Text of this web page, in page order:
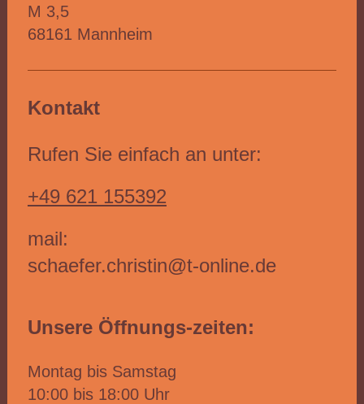
M 3,5
68161 Mannheim
Kontakt
Rufen Sie einfach an unter:
+49 621 155392
mail:
schaefer.christin@t-online.de
Unsere Öffnungs-zeiten:
Montag bis Samstag
10:00 bis 18:00 Uhr